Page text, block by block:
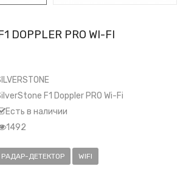
DOPPLER PRO WI-FI
F1 Doppler PRO Wi-Fi
Есть в наличии
1492
РАДАР-ДЕТЕКТОР WIFI